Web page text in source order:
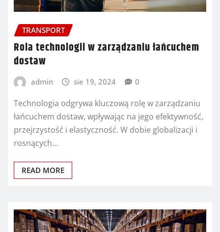
TRANSPORT
Rola technologii w zarządzaniu łańcuchem
dostaw
admin sie 19, 2024 0
Technologia odgrywa kluczową rolę w zarządzaniu
łańcuchem dostaw, wpływając na jego efektywność,
przejrzystość i elastyczność. W dobie globalizacji i
rosnących…
READ MORE